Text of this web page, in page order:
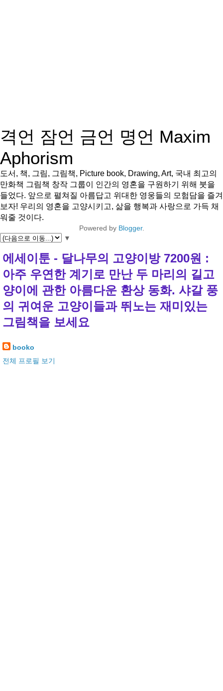
격언 잠언 금언 명언 Maxim
Aphorism
도서, 책, 그림, 그림책, Picture book, Drawing, Art, 국내 최고의
만화책 그림책 창작 그룹이 인간의 영혼을 구원하기 위해 붓을
들었다. 앞으로 펼쳐질 아름답고 위대한 영웅들의 모험담을 즐겨
보자! 우리의 영혼을 고양시키고, 삶을 행복과 사랑으로 가득 채
워줄 것이다.
Powered by Blogger.
▼
에세이툰 - 달나무의 고양이방 7200원 :
아주 우연한 계기로 만난 두 마리의 길고
양이에 관한 아름다운 환상 동화. 샤갈 풍
의 귀여운 고양이들과 뛰노는 재미있는
그림책을 보세요
booko
전체 프로필 보기